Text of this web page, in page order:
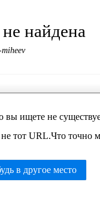
найдена
вы ищете не
тот URL.Что точно
в другое место